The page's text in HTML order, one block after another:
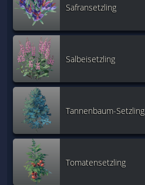
Safransetzling
Salbeisetzling
Tannenbaum-Setzling
Tomatensetzling